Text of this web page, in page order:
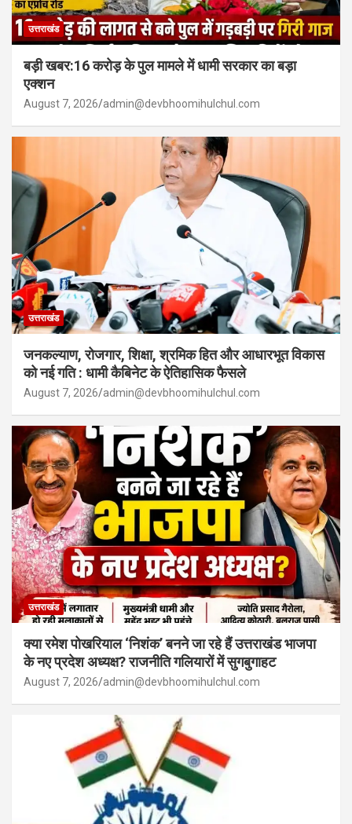
उत्तराखंड
बड़ी खबर:16 करोड़ के पुल मामले में धामी सरकार का बड़ा
एक्शन
August 7, 2026 admin@devbhoomihulchul.com
उत्तराखंड
जनकल्याण, रोजगार, शिक्षा, श्रमिक हित और आधारभूत विकास
को नई गति : धामी कैबिनेट के ऐतिहासिक फैसले
August 7, 2026 admin@devbhoomihulchul.com
उत्तराखंड
क्या रमेश पोखरियाल ‘निशंक’ बनने जा रहे हैं उत्तराखंड भाजपा
के नए प्रदेश अध्यक्ष? राजनीति गलियारों में सुगबुगाहट
August 7, 2026 admin@devbhoomihulchul.com